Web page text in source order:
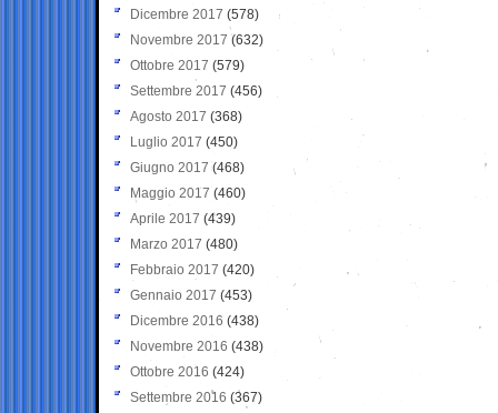
Dicembre 2017 (578)
Novembre 2017 (632)
Ottobre 2017 (579)
Settembre 2017 (456)
Agosto 2017 (368)
Luglio 2017 (450)
Giugno 2017 (468)
Maggio 2017 (460)
Aprile 2017 (439)
Marzo 2017 (480)
Febbraio 2017 (420)
Gennaio 2017 (453)
Dicembre 2016 (438)
Novembre 2016 (438)
Ottobre 2016 (424)
Settembre 2016 (367)